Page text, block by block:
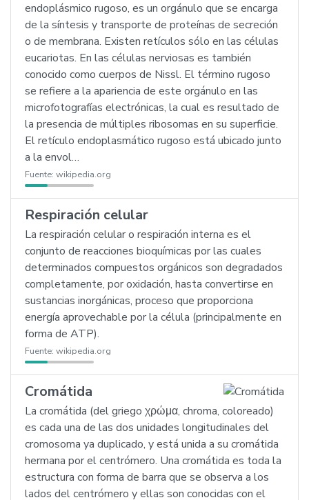
endoplásmico rugoso, es un orgánulo que se encarga
de la síntesis y transporte de proteínas de secreción
o de membrana. Existen retículos sólo en las células
eucariotas. En las células nerviosas es también
conocido como cuerpos de Nissl. El término rugoso
se refiere a la apariencia de este orgánulo en las
microfotografías electrónicas, la cual es resultado de
la presencia de múltiples ribosomas en su superficie.
El retículo endoplasmático rugoso está ubicado junto
a la envol…
Fuente: wikipedia.org
Respiración celular
La respiración celular o respiración interna es el
conjunto de reacciones bioquímicas por las cuales
determinados compuestos orgánicos son degradados
completamente, por oxidación, hasta convertirse en
sustancias inorgánicas, proceso que proporciona
energía aprovechable por la célula (principalmente en
forma de ATP).
Fuente: wikipedia.org
Cromátida
La cromátida (del griego χρώμα, chroma, coloreado)
es cada una de las dos unidades longitudinales del
cromosoma ya duplicado, y está unida a su cromátida
hermana por el centrómero. Una cromátida es toda la
estructura con forma de barra que se observa a los
lados del centrómero y ellas son conocidas con el